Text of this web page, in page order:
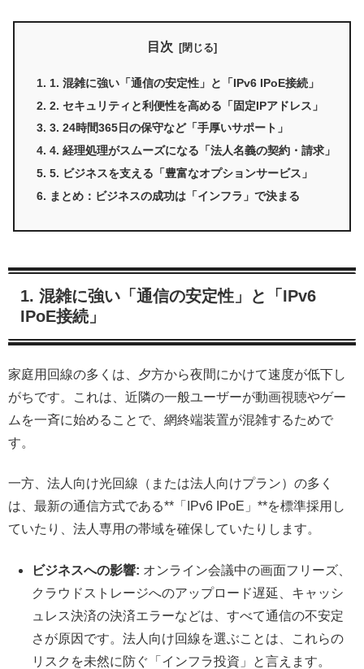
目次
1. 混雑に強い「通信の安定性」と「IPv6 IPoE接続」
2. セキュリティと利便性を高める「固定IPアドレス」
3. 24時間365日の保守など「手厚いサポート」
4. 経理処理がスムーズになる「法人名義の契約・請求」
5. ビジネスを支える「豊富なオプションサービス」
まとめ：ビジネスの成功は「インフラ」で決まる
1. 混雑に強い「通信の安定性」と「IPv6
IPoE接続」
家庭用回線の多くは、夕方から夜間にかけて速度が低下し
がちです。これは、近隣の一般ユーザーが動画視聴やゲー
ムを一斉に始めることで、網終端装置が混雑するためで
す。
一方、法人向け光回線（または法人向けプラン）の多く
は、最新の通信方式である**「IPv6 IPoE」**を標準採用し
ていたり、法人専用の帯域を確保していたりします。
ビジネスへの影響: オンライン会議中の画面フリーズ、
クラウドストレージへのアップロード遅延、キャッシ
ュレス決済の決済エラーなどは、すべて通信の不安定
さが原因です。法人向け回線を選ぶことは、これらの
リスクを未然に防ぐ「インフラ投資」と言えます。